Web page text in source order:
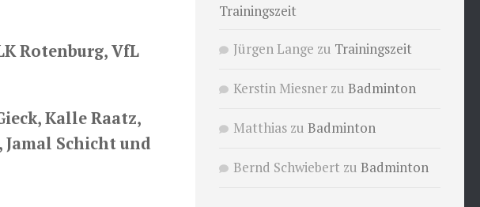
Rotenburg, VfL
Kalle Raatz,
Jamal Schicht und
Trainingszeit
Jürgen Lange zu Trainingszeit
Kerstin Miesner zu Badminton
Matthias zu Badminton
Bernd Schwiebert zu Badminton